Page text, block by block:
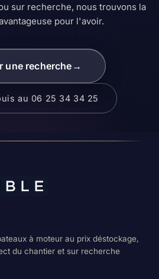
sur recherche, nous trouvons la
pour l'avoir.
une recherche →
au 06 25 34 34 25
à moteur au prix déstockage,
du chantier et sur recherche